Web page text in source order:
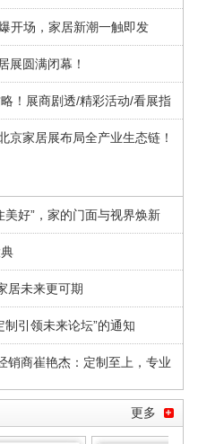
开场，家居新潮一触即发
展圆满闭幕！
！展商剧透/精彩活动/看展指
京家居展布局全产业生态链！
美好”，家的门面与视界焕新
居未来更可期
引领未来论坛”的通知
销商崔艳杰：定制至上，专业
更多